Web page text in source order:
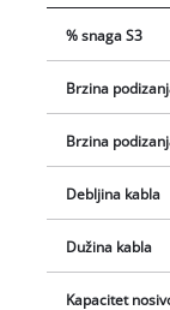
zaštićen od
pomaže spriječiti
Automatski
isključi u
predviđene su za
četiri metra u
% snaga S3
Brzina
Brzina
Debljina kabla
Dužina kabla
Kapacitet